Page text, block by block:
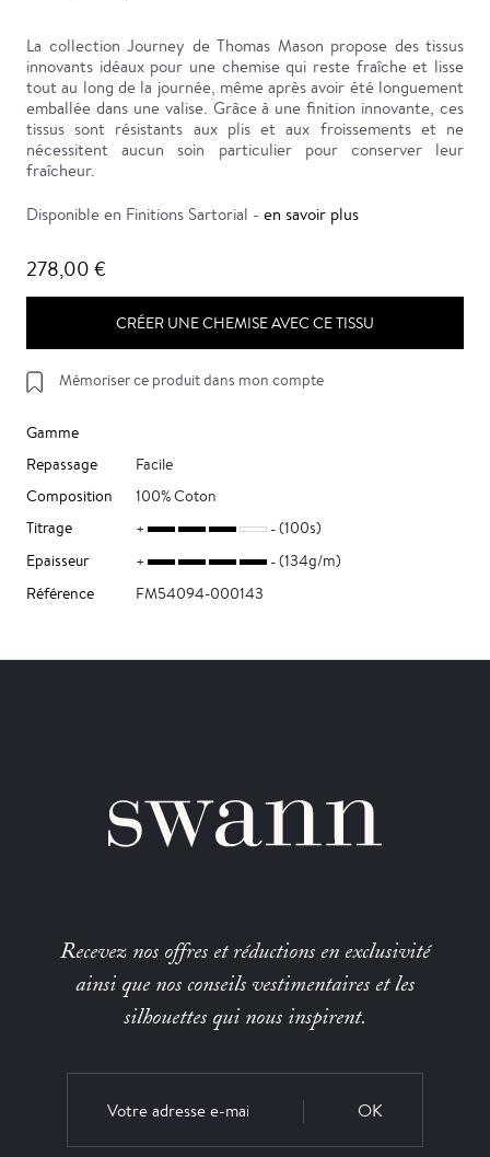
La collection Journey de Thomas Mason propose des tissus
innovants idéaux pour une chemise qui reste fraîche et lisse
tout au long de la journée, même après avoir été longuement
emballée dans une valise. Grâce à une finition innovante, ces
tissus sont résistants aux plis et aux froissements et ne
nécessitent aucun soin particulier pour conserver leur
fraîcheur.
Disponible en Finitions Sartorial - en savoir plus
278,00 €
CRÉER UNE CHEMISE AVEC CE TISSU
Mémoriser ce produit dans mon compte
Gamme
Repassage
Facile
Composition
100% Coton
Titrage
(100s)
Epaisseur
(134g/m)
Référence
FM54094-000143
Recevez nos offres et réductions en exclusivité
ainsi que nos conseils vestimentaires et les
silhouettes qui nous inspirent.
OK